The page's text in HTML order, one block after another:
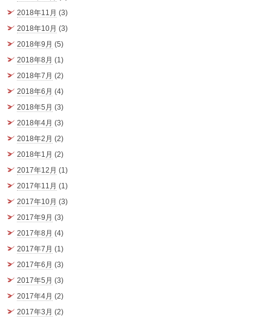
2018年11月 (3)
2018年10月 (3)
2018年9月 (5)
2018年8月 (1)
2018年7月 (2)
2018年6月 (4)
2018年5月 (3)
2018年4月 (3)
2018年2月 (2)
2018年1月 (2)
2017年12月 (1)
2017年11月 (1)
2017年10月 (3)
2017年9月 (3)
2017年8月 (4)
2017年7月 (1)
2017年6月 (3)
2017年5月 (3)
2017年4月 (2)
2017年3月 (2)